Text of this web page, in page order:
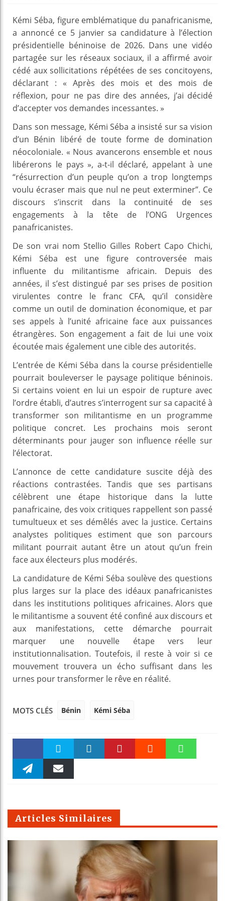
Kémi Séba, figure emblématique du panafricanisme,
a annoncé ce 5 janvier sa candidature à l’élection
présidentielle béninoise de 2026. Dans une vidéo
partagée sur les réseaux sociaux, il a affirmé avoir
cédé aux sollicitations répétées de ses concitoyens,
déclarant : « Après des mois et des mois de
réflexion, pour ne pas dire des années, j’ai décidé
d’accepter vos demandes incessantes. »
Dans son message, Kémi Séba a insisté sur sa vision
d’un Bénin libéré de toute forme de domination
néocoloniale. « Nous avancerons ensemble et nous
libérerons le pays », a-t-il déclaré, appelant à une
“résurrection d’un peuple qu’on a trop longtemps
voulu écraser mais que nul ne peut exterminer”. Ce
discours s’inscrit dans la continuité de ses
engagements à la tête de l’ONG Urgences
panafricanistes.
De son vrai nom Stellio Gilles Robert Capo Chichi,
Kémi Séba est une figure controversée mais
influente du militantisme africain. Depuis des
années, il s’est distingué par ses prises de position
virulentes contre le franc CFA, qu’il considère
comme un outil de domination économique, et par
ses appels à l’unité africaine face aux puissances
étrangères. Son engagement a fait de lui une voix
écoutée mais également une cible des autorités.
L’entrée de Kémi Séba dans la course présidentielle
pourrait bouleverser le paysage politique béninois.
Si certains voient en lui un espoir de rupture avec
l’ordre établi, d’autres s’interrogent sur sa capacité à
transformer son militantisme en un programme
politique concret. Les prochains mois seront
déterminants pour jauger son influence réelle sur
l’électorat.
L’annonce de cette candidature suscite déjà des
réactions contrastées. Tandis que ses partisans
célèbrent une étape historique dans la lutte
panafricaine, des voix critiques rappellent son passé
tumultueux et ses démêlés avec la justice. Certains
analystes politiques estiment que son parcours
militant pourrait autant être un atout qu’un frein
face aux électeurs plus modérés.
La candidature de Kémi Séba soulève des questions
plus larges sur la place des idéaux panafricanistes
dans les institutions politiques africaines. Alors que
le militantisme a souvent été confiné aux discours et
aux manifestations, cette démarche pourrait
marquer une nouvelle étape vers leur
institutionnalisation. Toutefois, il reste à voir si ce
mouvement trouvera un écho suffisant dans les
urnes pour transformer le rêve en réalité.
MOTS CLÉS Bénin Kémi Séba
Faceboo Twitter
m
Articles Similaires